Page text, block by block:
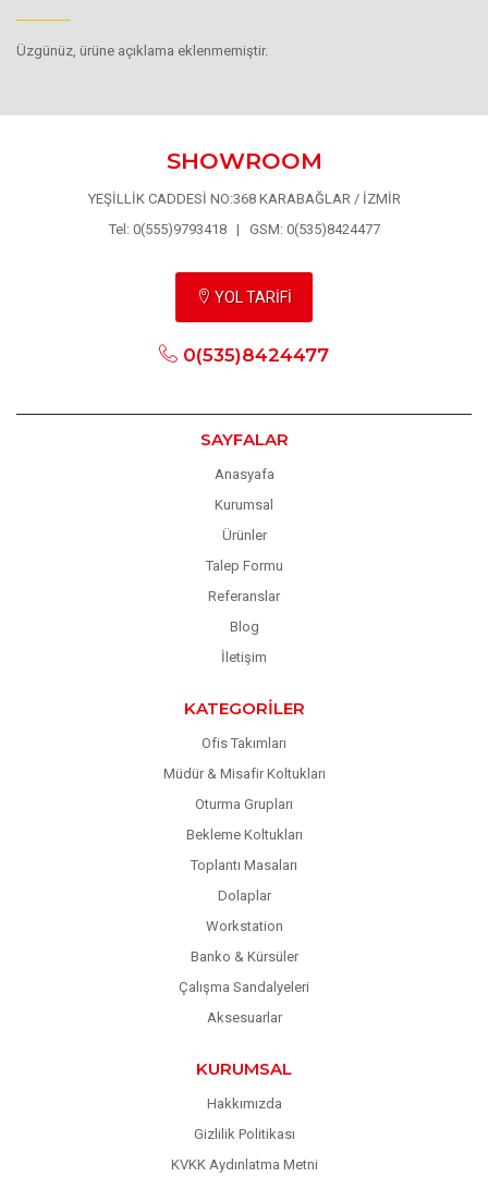
Üzgünüz, ürüne açıklama eklenmemiştir.
SHOWROOM
YEŞİLLİK CADDESİ NO:368 KARABAĞLAR / İZMİR
Tel: 0(555)9793418 | GSM: 0(535)8424477
YOL TARİFİ
0(535)8424477
SAYFALAR
Anasyafa
Kurumsal
Ürünler
Talep Formu
Referanslar
Blog
İletişim
KATEGORILER
Ofis Takımları
Müdür & Misafir Koltukları
Oturma Grupları
Bekleme Koltukları
Toplantı Masaları
Dolaplar
Workstation
Banko & Kürsüler
Çalışma Sandalyeleri
Aksesuarlar
KURUMSAL
Hakkımızda
Gizlilik Politikası
KVKK Aydınlatma Metni